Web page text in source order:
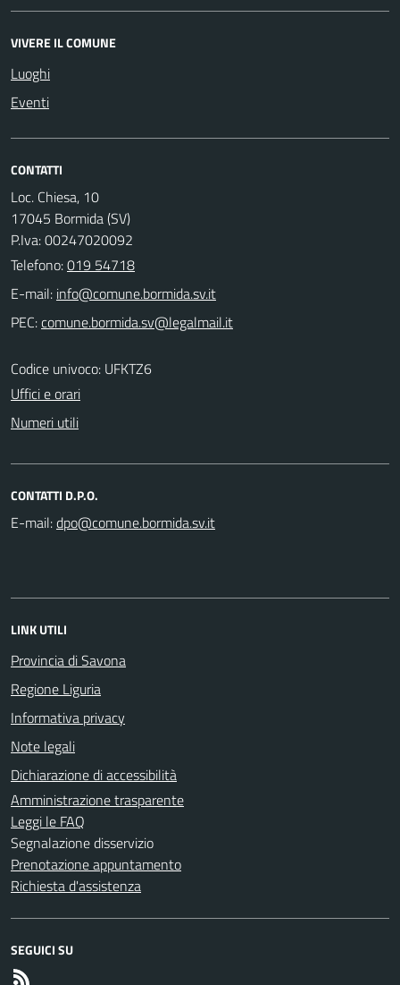
VIVERE IL COMUNE
Luoghi
Eventi
CONTATTI
Loc. Chiesa, 10
17045 Bormida (SV)
P.Iva: 00247020092
Telefono:019 54718
E-mail:
PEC:
Codice univoco: UFKTZ6
Uffici e orari
Numeri utili
CONTATTI D.P.O.
E-mail:
LINK UTILI
Provincia di Savona
Regione Liguria
Informativa privacy
Note legali
Dichiarazione di accessibilità
Amministrazione trasparente
Leggi le FAQ
Segnalazione disservizio
Prenotazione appuntamento
Richiesta d'assistenza
SEGUICI SU